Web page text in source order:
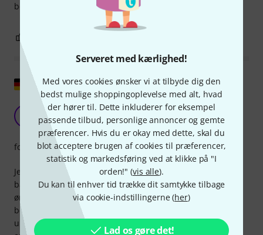
Serveret med kærlighed!
Med vores cookies ønsker vi at tilbyde dig den
bedst mulige shoppingoplevelse med alt, hvad
der hører til. Dette inkluderer for eksempel
passende tilbud, personlige annoncer og gemte
præferencer. Hvis du er okay med dette, skal du
blot acceptere brugen af cookies til præferencer,
statistik og markedsføring ved at klikke på "I
orden!" (vis alle).
Du kan til enhver tid trække dit samtykke tilbage
via cookie-indstillingerne (her)
Lad os gøre det!
being foam tips.
Vis original
En investering der er værd at investere i
Phlizz 07.08.2018
Jeg har altid haft problemer med at finde ørepropper, der
både er komfortable og sikre, samtidig med at de forsegler
øregangen og sidder i den rigtige dybde for at levere den
bedst mulige lyd. Enten var de for løse, eller også led lyden
under det, at de sad for dybt i øret. Comply-ørepropperne
forarbejdning